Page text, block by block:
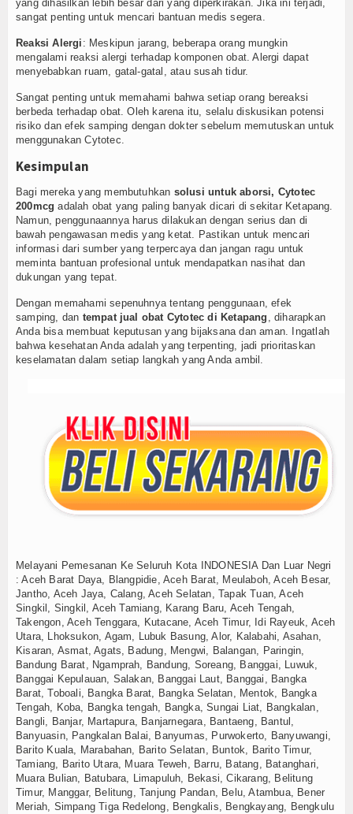
yang dihasilkan lebih besar dari yang diperkirakan. Jika ini terjadi,
sangat penting untuk mencari bantuan medis segera.
Reaksi Alergi : Meskipun jarang, beberapa orang mungkin
mengalami reaksi alergi terhadap komponen obat. Alergi dapat
menyebabkan ruam, gatal-gatal, atau susah tidur.
Sangat penting untuk memahami bahwa setiap orang bereaksi
berbeda terhadap obat. Oleh karena itu, selalu diskusikan potensi
risiko dan efek samping dengan dokter sebelum memutuskan untuk
menggunakan Cytotec.
Kesimpulan
Bagi mereka yang membutuhkan solusi untuk aborsi, Cytotec
200mcg adalah obat yang paling banyak dicari di sekitar Ketapang.
Namun, penggunaannya harus dilakukan dengan serius dan di
bawah pengawasan medis yang ketat. Pastikan untuk mencari
informasi dari sumber yang terpercaya dan jangan ragu untuk
meminta bantuan profesional untuk mendapatkan nasihat dan
dukungan yang tepat.
Dengan memahami sepenuhnya tentang penggunaan, efek
samping, dan tempat jual obat Cytotec di Ketapang
, diharapkan
Anda bisa membuat keputusan yang bijaksana dan aman. Ingatlah
bahwa kesehatan Anda adalah yang terpenting, jadi prioritaskan
keselamatan dalam setiap langkah yang Anda ambil.
Melayani Pemesanan Ke Seluruh Kota INDONESIA Dan Luar Negri
: Aceh Barat Daya, Blangpidie, Aceh Barat, Meulaboh, Aceh Besar,
Jantho, Aceh Jaya, Calang, Aceh Selatan, Tapak Tuan, Aceh
Singkil, Singkil, Aceh Tamiang, Karang Baru, Aceh Tengah,
Takengon, Aceh Tenggara, Kutacane, Aceh Timur, Idi Rayeuk, Aceh
Utara, Lhoksukon, Agam, Lubuk Basung, Alor, Kalabahi, Asahan,
Kisaran, Asmat, Agats, Badung, Mengwi, Balangan, Paringin,
Bandung Barat, Ngamprah, Bandung, Soreang, Banggai, Luwuk,
Banggai Kepulauan, Salakan, Banggai Laut, Banggai, Bangka
Barat, Toboali, Bangka Barat, Bangka Selatan, Mentok, Bangka
Tengah, Koba, Bangka tengah, Bangka, Sungai Liat, Bangkalan,
Bangli, Banjar, Martapura, Banjarnegara, Bantaeng, Bantul,
Banyuasin, Pangkalan Balai, Banyumas, Purwokerto, Banyuwangi,
Barito Kuala, Marabahan, Barito Selatan, Buntok, Barito Timur,
Tamiang, Barito Utara, Muara Teweh, Barru, Batang, Batanghari,
Muara Bulian, Batubara, Limapuluh, Bekasi, Cikarang, Belitung
Timur, Manggar, Belitung, Tanjung Pandan, Belu, Atambua, Bener
Meriah, Simpang Tiga Redelong, Bengkalis, Bengkayang, Bengkulu